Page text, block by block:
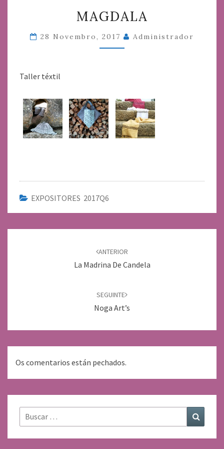
MAGDALA
28 Novembro, 2017 Administrador
Taller téxtil
EXPOSITORES 2017Q6
ANTERIOR
La Madrina De Candela
SEGUINTE
Noga Art’s
Os comentarios están pechados.
Buscar: